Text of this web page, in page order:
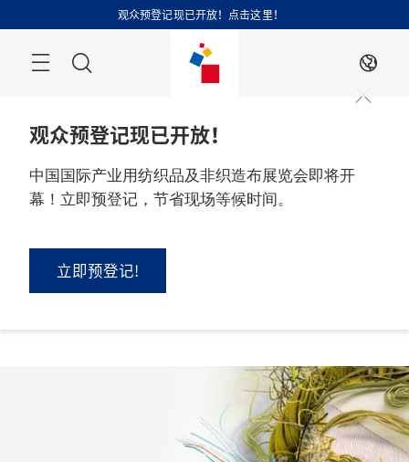
过
观众预登记现已开放！点击这里！
ZH
观众预登记现已开放！
中国国际产业用纺织品及非织造布展览会即将开
幕！立即预登记，节省现场等候时间。
立即预登记!
2026 年 9 月 1 - 3 日